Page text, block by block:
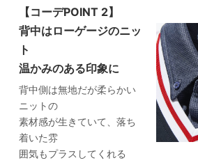
【コーデPOINT 2】
背中はローゲージのニッ
ト
温かみのある印象に
背中側は無地だが柔らかい
ニットの
素材感が生きていて、落ち
着いた雰
囲気もプラスしてくれる